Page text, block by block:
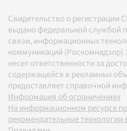
Свидетельство о
выдано федеральной службой
связи, информационных
коммуникаций (Роскомнадзор)
несет ответственности за
содержащейся в рекламных
предоставляет справочной
Информация об ограничениях
На информационном ресурсе
рекомендательные технологии